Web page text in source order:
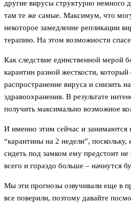
другие вирусы структурно немного
там те же самые. Максимум, что
некоторое замедление репликации
терапию. На этом возможности
Как следствие единственной мерой
карантин разной жесткости,
распространение вируса и снизить
здравоохранения. В результате
получить максимально возможное
И именно этим сейчас и занимаются
“карантины на 2 недели”, поскольку,
сидеть под замком ему предстоит не
всего и гораздо больше – начнутся
Мы эти прогнозы озвучивали еще в
все поверили, поэтому давайте